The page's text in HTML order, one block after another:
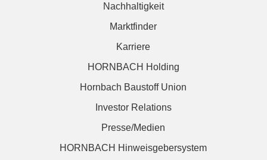
Nachhaltigkeit
Marktfinder
Karriere
HORNBACH Holding
Hornbach Baustoff Union
Investor Relations
Presse/Medien
HORNBACH Hinweisgebersystem